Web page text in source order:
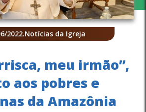
2022.Notícias da Igreja
meu irmão”,
aos pobres e
da Amazônia